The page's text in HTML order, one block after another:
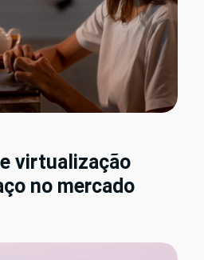
virtualização
no mercado